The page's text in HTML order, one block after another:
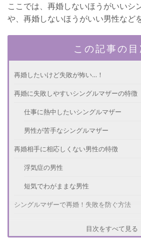
ここでは、再婚しないほうがいいシ
や、再婚しないほうがいい男性など
この記事の目
再婚したいけど失敗が怖い…！
再婚に失敗しやすいシングルマザーの特徴
仕事に熱中したいシングルマザー
男性が苦手なシングルマザー
再婚相手に相応しくない男性の特徴
浮気症の男性
短気でわがままな男性
シングルマザーで再婚！失敗を防ぐ方法
目次をすべて見る